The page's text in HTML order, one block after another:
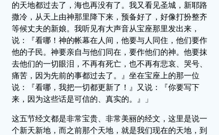
的天地都过去了，海也再没有了。我又看见圣城，新耶路
撒冷，从天上由神那里降下来，预备好了，好像打扮整齐
等候丈夫的新娘。我听见有大声音从宝座那里发出来，
说：『看哪！神的帐幕在人间，他要与人同住，他们要作
他的子民。神要亲自与他们同在，要作他们的神。他要抹
去他们的一切眼泪，不再有死亡，也不再有悲哀、哭号、
痛苦，因为先前的事都过去了。』坐在宝座上的那一位
说：『看哪，我把一切都更新了！』又说：『你要写下
来，因为这些话是可信的、真实的。』」
这五节经文都是非常宝贵、非常美丽的经文，这里是说一
个新天新地，而之前那个天地，就是我们现在的天地，到